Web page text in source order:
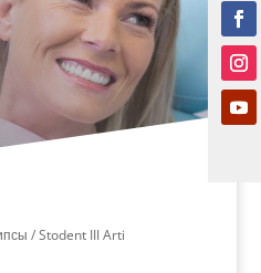
/ Stodent III Arti